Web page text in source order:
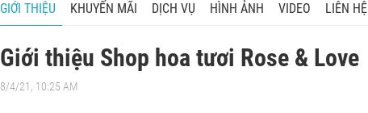
GIỚI THIỆU KHUYẾN MÃI DỊCH VỤ HÌNH ẢNH VIDEO LIÊN HỆ
Giới thiệu Shop hoa tươi Rose & Love
8/4/21, 10:25 AM